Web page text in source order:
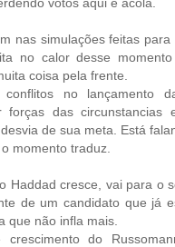
nas simulações feitas para
no calor desse
coisa pela frente.
no lançamento
forças das circunstancias
de sua meta. Está
momento traduz.
Haddad cresce, vai para o
de um candidato que já
que não infla mais.
do